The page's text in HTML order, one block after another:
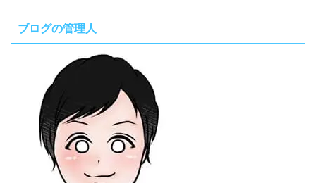
ブログの管理人